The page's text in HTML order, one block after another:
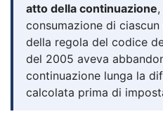
atto della continuazione
consumazione di
della regola del codice
del 2005 aveva
continuazione lunga la
calcolata prima di